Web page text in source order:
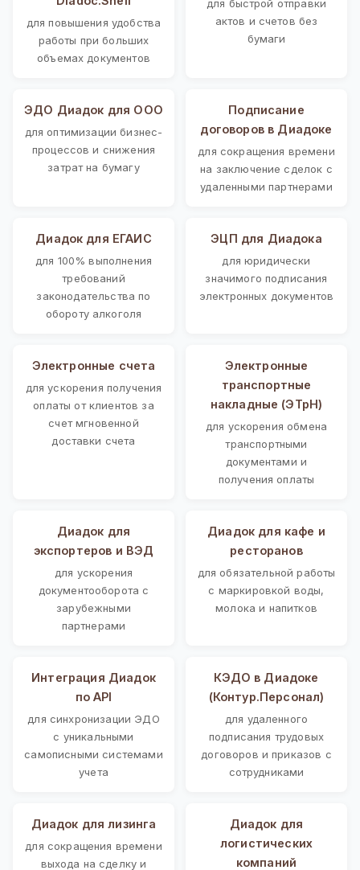
для повышения удобства
работы при больших
объемах документов
для быстрой отправки
актов и счетов без
бумаги
ЭДО Диадок для ООО
для оптимизации бизнес-
процессов и снижения
затрат на бумагу
Подписание
договоров в Диадоке
для сокращения времени
на заключение сделок с
удаленными партнерами
Диадок для ЕГАИС
для 100% выполнения
требований
законодательства по
обороту алкоголя
ЭЦП для Диадока
для юридически
значимого подписания
электронных документов
Электронные счета
для ускорения получения
оплаты от клиентов за
счет мгновенной
доставки счета
Электронные
транспортные
накладные (ЭТрН)
для ускорения обмена
транспортными
документами и
получения оплаты
Диадок для
экспортеров и ВЭД
для ускорения
документооборота с
зарубежными
партнерами
Диадок для кафе и
ресторанов
для обязательной работы
с маркировкой воды,
молока и напитков
Интеграция Диадок
по API
для синхронизации ЭДО
с уникальными
самописными системами
учета
КЭДО в Диадоке
(Контур.Персонал)
для удаленного
подписания трудовых
договоров и приказов с
сотрудниками
Диадок для лизинга
для сокращения времени
выхода на сделку и
Диадок для
логистических
компаний